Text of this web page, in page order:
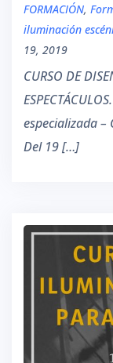
FORMACIÓN,
iluminación
19, 2019
CURSO DE
especializada –
Del 19 […]